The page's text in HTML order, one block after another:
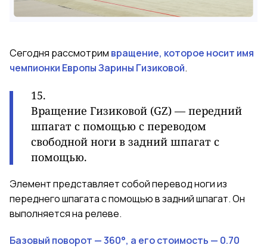
Сегодня рассмотрим вращение, которое носит имя
чемпионки Европы Зарины Гизиковой.
15.
Вращение Гизиковой (GZ) — передний
шпагат с помощью с переводом
свободной ноги в задний шпагат с
помощью.
Элемент представляет собой перевод ноги из
переднего шпагата с помощью в задний шпагат. Он
выполняется на релеве.
Базовый поворот — 360°, а его стоимость — 0.70